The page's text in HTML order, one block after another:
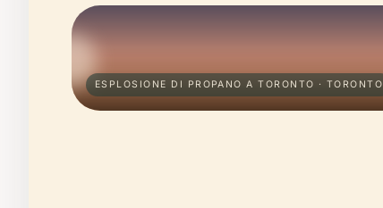
ESPLOSIONE DI PROPANO A TORONTO · TORONTO